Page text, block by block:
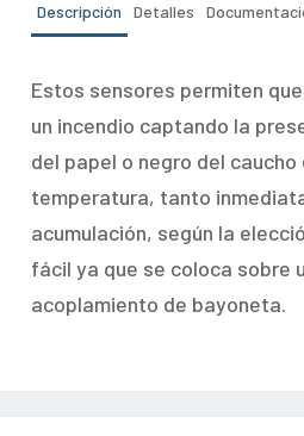
Descripción Detalles
Estos sensores permiten
un incendio captando la
del papel o negro del
temperatura, tanto
acumulación, según la
fácil ya que se coloca sobre
acoplamiento de bayoneta.